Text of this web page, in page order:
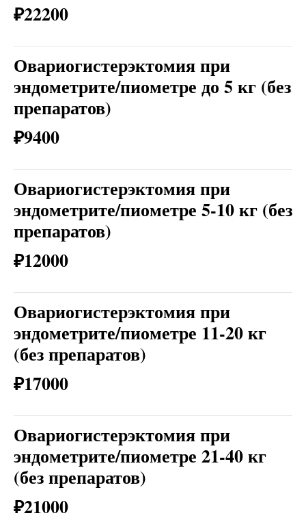
₽22200
Овариогистерэктомия при
эндометрите/пиометре до 5 кг (без
препаратов)
₽9400
Овариогистерэктомия при
эндометрите/пиометре 5-10 кг (без
препаратов)
₽12000
Овариогистерэктомия при
эндометрите/пиометре 11-20 кг
(без препаратов)
₽17000
Овариогистерэктомия при
эндометрите/пиометре 21-40 кг
(без препаратов)
₽21000